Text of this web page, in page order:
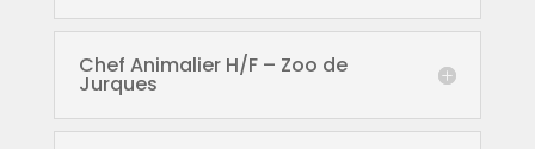
Chef Animalier H/F – Zoo de
Jurques